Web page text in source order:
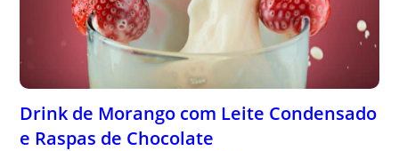
Drink de Morango com Leite Condensado
e Raspas de Chocolate